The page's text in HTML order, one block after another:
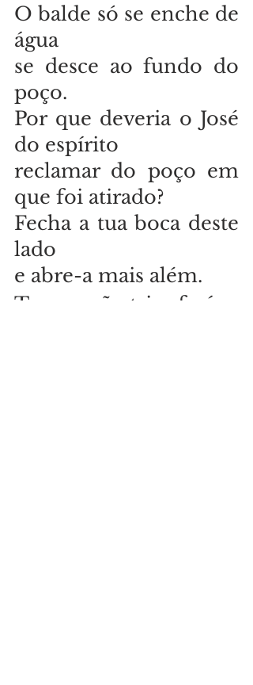
O balde só se enche de
água
se desce ao fundo do
poço.
Por que deveria o José
do espírito
reclamar do poço em
que foi atirado?
Fecha a tua boca deste
lado
e abre-a mais além.
Tua canção triunfará